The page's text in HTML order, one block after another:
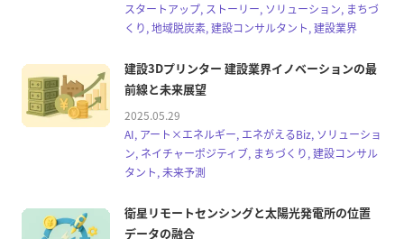
スタートアップ, ストーリー, ソリューション, まちづ
くり, 地域脱炭素, 建設コンサルタント, 建設業界
建設3Dプリンター 建設業界イノベーションの最
前線と未来展望
2025.05.29
AI, アート×エネルギー, エネがえるBiz, ソリューショ
ン, ネイチャーポジティブ, まちづくり, 建設コンサル
タント, 未来予測
衛星リモートセンシングと太陽光発電所の位置
データの融合